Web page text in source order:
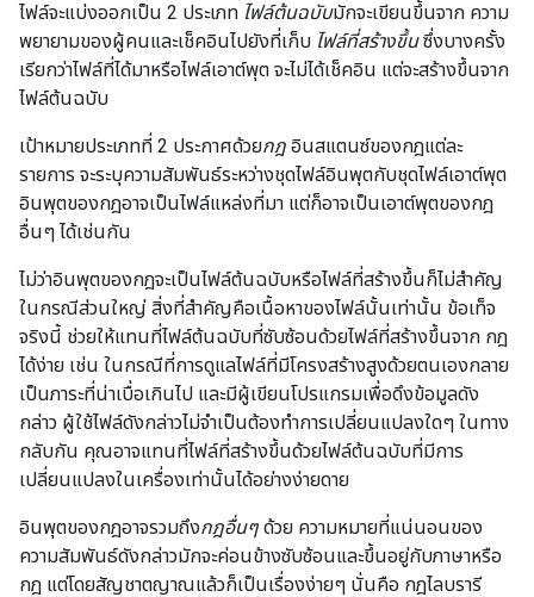
ไฟล์จะแบ่งออกเป็น 2 ประเภท ไฟล์ต้นฉบับมักจะเขียนขึ้นจาก ความ
พยายามของผู้คนและเช็คอินไปยังที่เก็บ ไฟล์ที่สร้างขึ้นซึ่งบางครั้ง
เรียกว่าไฟล์ที่ได้มาหรือไฟล์เอาต์พุต จะไม่ได้เช็คอิน แต่จะสร้างขึ้นจาก
ไฟล์ต้นฉบับ
เป้าหมายประเภทที่ 2 ประกาศด้วยกฎ อินสแตนซ์ของกฎแต่ละ
รายการ จะระบุความสัมพันธ์ระหว่างชุดไฟล์อินพุตกับชุดไฟล์เอาต์พุต
อินพุตของกฎอาจเป็นไฟล์แหล่งที่มา แต่ก็อาจเป็นเอาต์พุตของกฎ
อื่นๆ ได้เช่นกัน
ไม่ว่าอินพุตของกฎจะเป็นไฟล์ต้นฉบับหรือไฟล์ที่สร้างขึ้นก็ไม่สำคัญ
ในกรณีส่วนใหญ่ สิ่งที่สำคัญคือเนื้อหาของไฟล์นั้นเท่านั้น ข้อเท็จ
จริงนี้ ช่วยให้แทนที่ไฟล์ต้นฉบับที่ซับซ้อนด้วยไฟล์ที่สร้างขึ้นจาก กฎ
ได้ง่าย เช่น ในกรณีที่การดูแลไฟล์ที่มีโครงสร้างสูงด้วยตนเองกลาย
เป็นภาระที่น่าเบื่อเกินไป และมีผู้เขียนโปรแกรมเพื่อดึงข้อมูลดัง
กล่าว ผู้ใช้ไฟล์ดังกล่าวไม่จำเป็นต้องทำการเปลี่ยนแปลงใดๆ ในทาง
กลับกัน คุณอาจแทนที่ไฟล์ที่สร้างขึ้นด้วยไฟล์ต้นฉบับที่มีการ
เปลี่ยนแปลงในเครื่องเท่านั้นได้อย่างง่ายดาย
อินพุตของกฎอาจรวมถึงกฎอื่นๆ ด้วย ความหมายที่แน่นอนของ
ความสัมพันธ์ดังกล่าวมักจะค่อนข้างซับซ้อนและขึ้นอยู่กับภาษาหรือ
กฎ แต่โดยสัญชาตญาณแล้วก็เป็นเรื่องง่ายๆ นั่นคือ กฎไลบรารี